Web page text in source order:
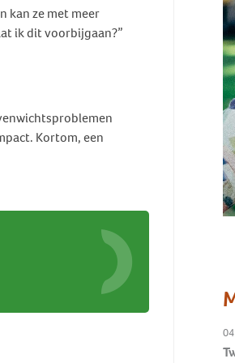
kan ze met meer
ik dit voorbijgaan?”
Kortom, een